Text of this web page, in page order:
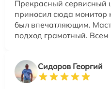
Прекрасный сервисный
приносил сюда монитор
был впечатляющим.
подход грамотный.
Сидоров Георгий